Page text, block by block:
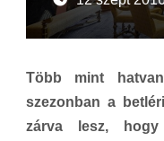
Több mint
szezonban a
zárva lesz,